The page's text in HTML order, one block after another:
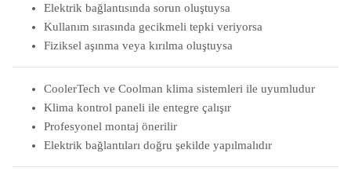
Elektrik bağlantısında sorun oluştuysa
Kullanım sırasında gecikmeli tepki veriyorsa
Fiziksel aşınma veya kırılma oluştuysa
CoolerTech ve Coolman klima sistemleri ile uyumludur
Klima kontrol paneli ile entegre çalışır
Profesyonel montaj önerilir
Elektrik bağlantıları doğru şekilde yapılmalıdır